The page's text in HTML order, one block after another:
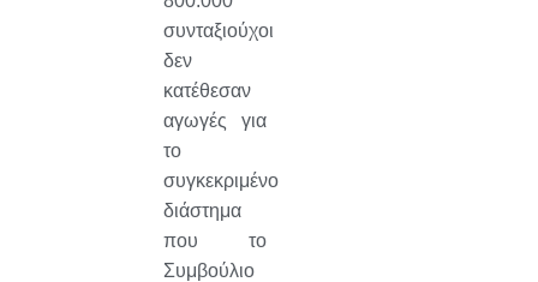
συνταξιούχοι
δεν
κατέθεσαν
αγωγές για
το
συγκεκριμένο
διάστημα
που το
Συμβούλιο